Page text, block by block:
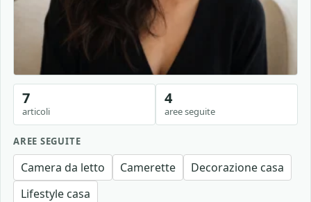
7
articoli
4
aree seguite
AREE SEGUITE
Camera da letto Camerette
Decorazione casa
Lifestyle casa